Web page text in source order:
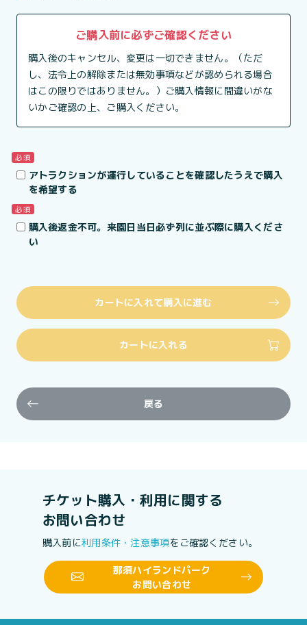
ご購入前に必ずご確認ください
購入後のキャンセル、変更は一切できません。（ただ
し、法令上の解除または無効事項などが認められる場合
はこの限りではありません。）ご購入情報に間違いがな
いかご確認の上、ご購入ください。
必須
アトラクションが運行していることを確認したうえで購入
を希望する
必須
購入後返金不可。来園日当日必ず列に並ぶ際に購入くださ
い
カートに入れて購入に進む
カートに入れる
戻る
チケット購入・利用に関する
お問い合わせ
購入前に利用条件・注意事項をご確認ください。
那須ハイランドパーク
お問い合わせ